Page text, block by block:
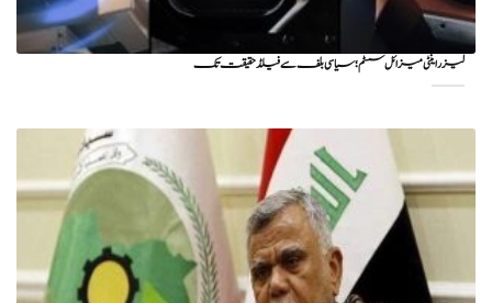
لیزر اینٹی میزائل سسٹم؛ سیاسی بلف سے فیلڈ حقیقت تک